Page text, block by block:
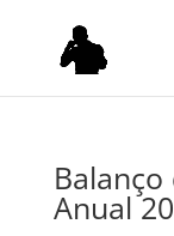
Anual